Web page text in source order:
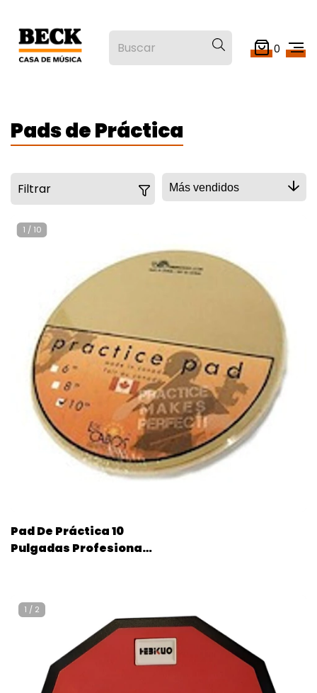
0
Pads de Práctica
Filtrar
1 / 10
Pad De Práctica 10
Pulgadas Profesional
1 / 2